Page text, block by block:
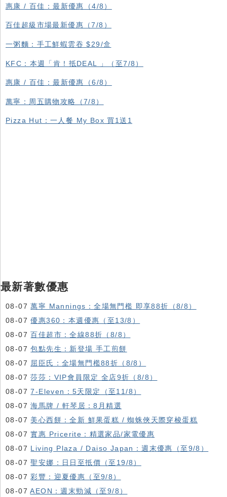
惠康 / 百佳：最新優惠（4/8）
百佳超級市場最新優惠（7/8）
一粥麵：手工鮮蝦雲吞 $29/盒
KFC ：本週「肯！抵DEAL 」（至7/8）
惠康 / 百佳：最新優惠（6/8）
萬寧：周五購物攻略（7/8）
Pizza Hut：一人餐 My Box 買1送1
最新著數優惠
08-07萬寧 Mannings：全場無門檻 即享88折（8/8）
08-07優惠360：本週優惠（至13/8）
08-07百佳超市：全線88折（8/8）
08-07包點先生：新登場 手工煎餅
08-07 屈臣氏：全場無門檻88折（8/8）
08-07莎莎：VIP會員限定 全店9折（8/8）
08-077-Eleven：5天限定（至11/8）
08-07海馬牌 / 軒琴居：8月精選
08-07 美心西餅：全新 鮮果蛋糕 / 蜘蛛俠天際穿梭蛋糕
08-07實惠 Pricerite：精選家品/家電優惠
08-07 Living Plaza / Daiso Japan：週末優惠（至9/8）
08-07聖安娜：日日至抵價（至19/8）
08-07彩豐：迎夏優惠（至9/8）
08-07AEON：週末勁減（至9/8）